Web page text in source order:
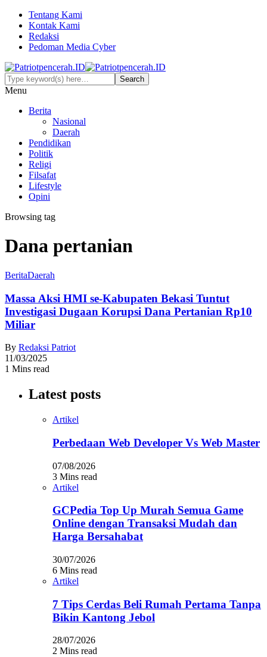
Tentang Kami
Kontak Kami
Redaksi
Pedoman Media Cyber
Menu
Berita
Nasional
Daerah
Pendidikan
Politik
Religi
Filsafat
Lifestyle
Opini
Browsing tag
Dana pertanian
BeritaDaerah
Massa Aksi HMI se-Kabupaten Bekasi Tuntut
Investigasi Dugaan Korupsi Dana Pertanian Rp10
Miliar
By Redaksi Patriot
11/03/2025
1 Mins read
Latest posts
Artikel
Perbedaan Web Developer Vs Web Master
07/08/2026
3 Mins read
Artikel
GCPedia Top Up Murah Semua Game
Online dengan Transaksi Mudah dan
Harga Bersahabat
30/07/2026
6 Mins read
Artikel
7 Tips Cerdas Beli Rumah Pertama Tanpa
Bikin Kantong Jebol
28/07/2026
2 Mins read